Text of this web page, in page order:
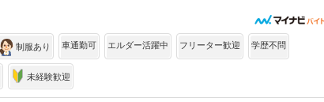
制服あり 車通勤可 エルダー活躍中 フリーター歓迎 学歴不問
未経験歓迎